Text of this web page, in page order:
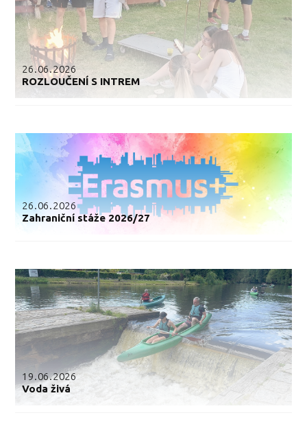
26.06.2026
ROZLOUČENÍ S INTREM
26.06.2026
Zahraniční stáže 2026/27
19.06.2026
Voda živá